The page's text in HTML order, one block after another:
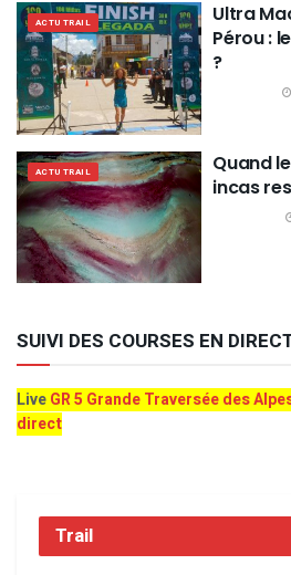
ACTU TRAIL
Ultra
Pérou :
?
ACTU TRAIL
Quand
incas
SUIVI DES COURSES EN
LiveGR 5 Grande Traversée des
direct
Trail